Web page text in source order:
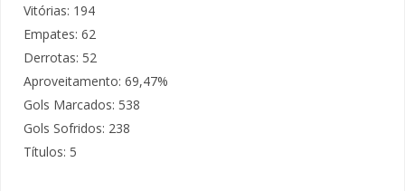
Vitórias: 194
Empates: 62
Derrotas: 52
Aproveitamento: 69,47%
Gols Marcados: 538
Gols Sofridos: 238
Títulos: 5